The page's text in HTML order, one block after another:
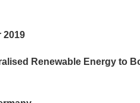
2019
Renewable Energy to